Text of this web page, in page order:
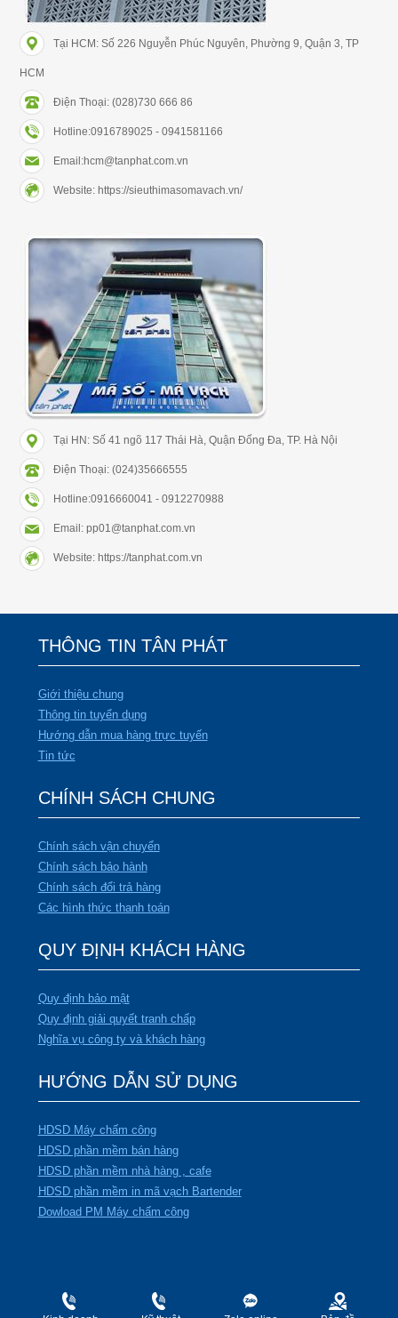
Tại HCM: Số 226 Nguyễn Phúc Nguyên, Phường 9, Quận 3, TP
HCM
Điện Thoại: (028)730 666 86
Hotline:0916789025 - 0941581166
Email:hcm@tanphat.com.vn
Website: https://sieuthimasomavach.vn/
Tại HN: Số 41 ngõ 117 Thái Hà, Quận Đống Đa, TP. Hà Nội
Điện Thoại: (024)35666555
Hotline:0916660041 - 0912270988
Email: pp01@tanphat.com.vn
Website: https://tanphat.com.vn
THÔNG TIN TÂN PHÁT
Giới thiệu chung
Thông tin tuyển dụng
Hướng dẫn mua hàng trực tuyến
Tin tức
CHÍNH SÁCH CHUNG
Chính sách vận chuyển
Chính sách bảo hành
Chính sách đổi trả hàng
Các hình thức thanh toán
QUY ĐỊNH KHÁCH HÀNG
Quy định bảo mật
Quy định giải quyết tranh chấp
Nghĩa vụ công ty và khách hàng
HƯỚNG DẪN SỬ DỤNG
HDSD Máy chấm công
HDSD phần mềm bán hàng
HDSD phần mềm nhà hàng , cafe
HDSD phần mềm in mã vạch Bartender
Dowload PM Máy chấm công
CÔNG TY TNHH TMDV và PTTT TÂN PHÁT
GPKD số: 0102003818 do Sở KH & ĐT Thành